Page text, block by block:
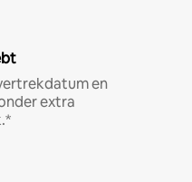
en
extra